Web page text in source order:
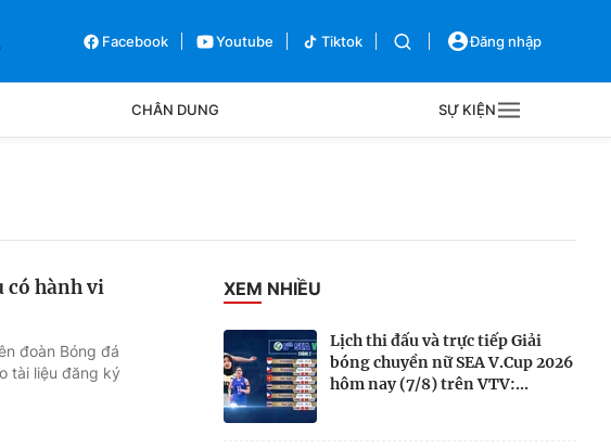
Facebook Youtube Tiktok Đăng nhập
CHÂN DUNG SỰ KIỆN
có hành vi
đoàn Bóng đá
tài liệu đăng ký
XEM NHIỀU
Lịch thi đấu và trực tiếp Giải
bóng chuyền nữ SEA V.Cup 2026
hôm nay (7/8) trên VTV:...